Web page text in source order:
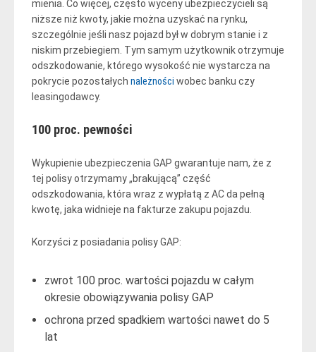
mienia. Co więcej, często wyceny ubezpieczycieli są
niższe niż kwoty, jakie można uzyskać na rynku,
szczególnie jeśli nasz pojazd był w dobrym stanie i z
niskim przebiegiem. Tym samym użytkownik otrzymuje
odszkodowanie, którego wysokość nie wystarcza na
pokrycie pozostałych należności wobec banku czy
leasingodawcy.
100 proc. pewności
Wykupienie ubezpieczenia GAP gwarantuje nam, że z
tej polisy otrzymamy „brakującą” część
odszkodowania, która wraz z wypłatą z AC da pełną
kwotę, jaka widnieje na fakturze zakupu pojazdu.
Korzyści z posiadania polisy GAP:
zwrot 100 proc. wartości pojazdu w całym
okresie obowiązywania polisy GAP
ochrona przed spadkiem wartości nawet do 5
lat